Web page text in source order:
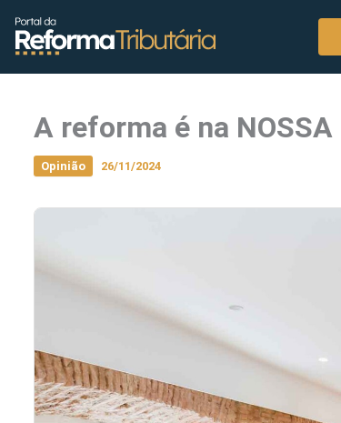
conteúdo
A reforma é na NOSSA
Opinião 26/11/2024